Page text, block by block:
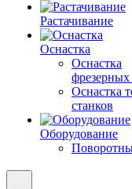
Растачивание
Оснастка
Оснастка
фрезерных
Оснастка
станков
Оборудование